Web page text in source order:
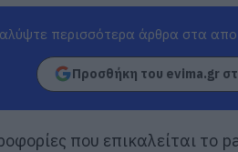
περισσότερα άρθρα στα
Προσθήκη του evima.gr
που επικαλείται το